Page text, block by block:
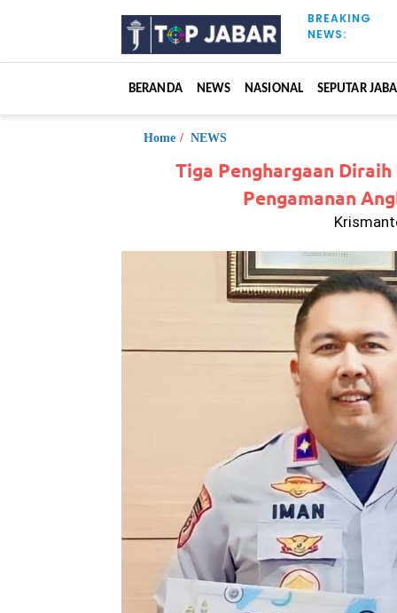
p
c
BREAKING
NEWS:
BERANDA NEWS NASIONAL SEPUTAR
Home / NEWS
Tiga Penghargaan
Pengamanan